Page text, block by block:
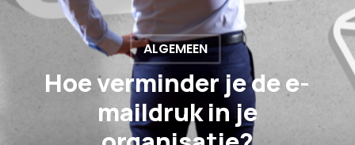
ALGEMEEN
Hoe verminder je de e-
maildruk in je